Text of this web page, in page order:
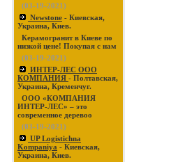
(03-19-2021)
Newstone - Киевская,
Украина, Киев.
Керамогранит в Киеве по
низкой цене! Покупая с нам
(03-19-2021)
ИНТЕР-ЛЕС ООО
КОМПАНИЯ - Полтавская,
Украина, Кременчуг.
ООО «КОМПАНИЯ
ИНТЕР-ЛЕС» – это
современное деревоо
(03-19-2021)
UP Logistichna
Kompaniya - Киевская,
Украина, Киев.